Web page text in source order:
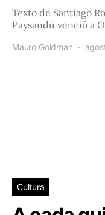
Texto de Santiago
Paysandú venció a
Mauro Goldman
Cultura